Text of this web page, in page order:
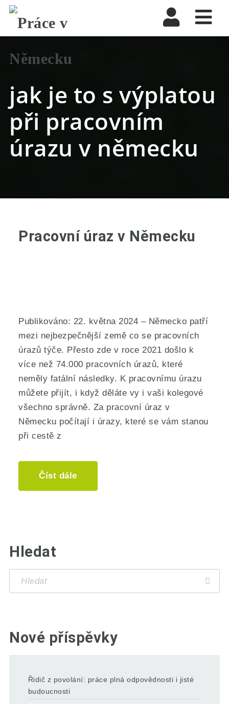
jak je to s výplatou
při pracovním
úrazu v německu
Pracovní úraz v Německu
Publikováno: 22. května 2024 – Německo patří
mezi nejbezpečnější země co se pracovních
úrazů týče. Přesto zde v roce 2021 došlo k
více než 74.000 pracovních úrazů, které
neměly fatální následky. K pracovnímu úrazu
můžete přijít, i když děláte vy i vaši kolegové
všechno správně. Za pracovní úraz v
Německu počítají i úrazy, které se vám stanou
při cestě z
Číst dále
Hledat
Nové příspěvky
Řidič z povolání: práce plná odpovědnosti i jisté
budoucnosti